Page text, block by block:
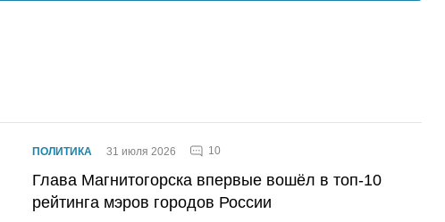
ПОЛИТИКА 31 июля 2026 10
Глава Магнитогорска впервые вошёл в топ-10
рейтинга мэров городов России